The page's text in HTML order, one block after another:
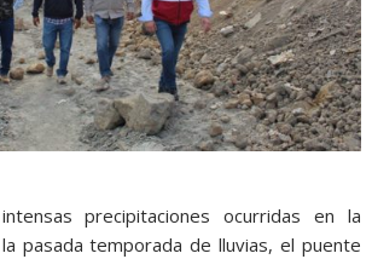
precipitaciones ocurridas en la
pasada temporada de lluvias, el puente